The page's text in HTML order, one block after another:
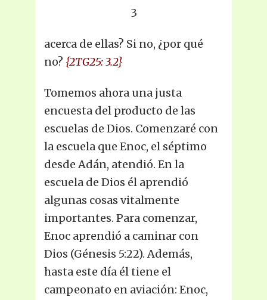
3
acerca de ellas? Si no, ¿por qué
no? {2TG25: 3.2}
Tomemos ahora una justa
encuesta del producto de las
escuelas de Dios. Comenzaré con
la escuela que Enoc, el séptimo
desde Adán, atendió. En la
escuela de Dios él aprendió
algunas cosas vitalmente
importantes. Para comenzar,
Enoc aprendió a caminar con
Dios (Génesis 5:22). Además,
hasta este día él tiene el
campeonato en aviación: Enoc,